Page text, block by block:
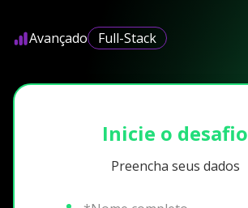
Avançado Full-Stack
Inicie o desafio
Preencha seus dados